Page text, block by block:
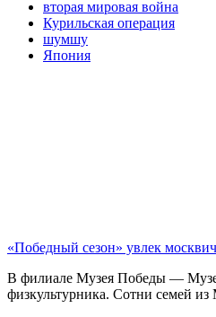
вторая мировая война
Курильская операция
шумшу
Япония
«Победный сезон» увлек
В филиале Музея Победы —
физкультурника. Сотни семей